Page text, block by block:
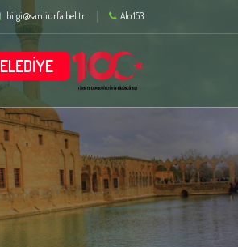
bilgi@sanliurfa.bel.tr Alo 153